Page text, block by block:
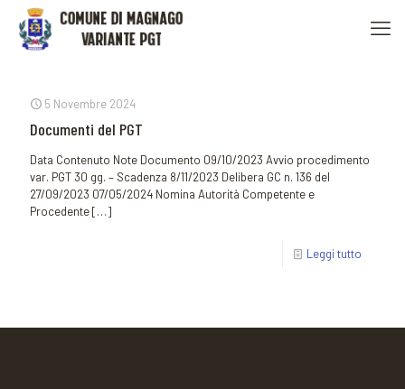
5 Novembre 2024
Documenti del PGT
Data Contenuto Note Documento 09/10/2023 Avvio procedimento
var. PGT 30 gg. – Scadenza 8/11/2023 Delibera GC n. 136 del
27/09/2023 07/05/2024 Nomina Autorità Competente e
Procedente[…]
Leggi tutto